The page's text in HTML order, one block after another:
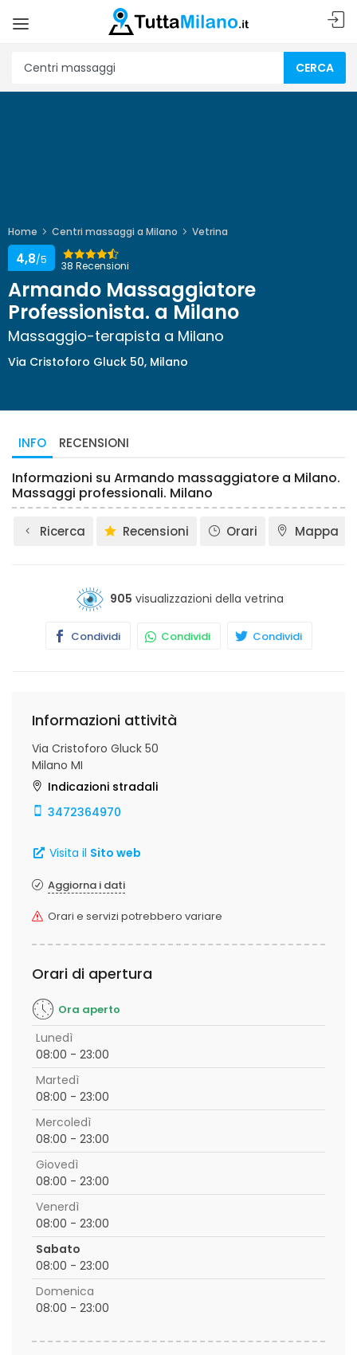
CERCA
Home Centri massaggi a Milano Vetrina
38 Recensioni
4,8/5
Armando Massaggiatore
Professionista. a Milano
Massaggio-terapista a Milano
Via Cristoforo Gluck 50, Milano
INFO RECENSIONI
Informazioni su Armando massaggiatore a Milano.
Massaggi professionali. Milano
Ricerca Recensioni Orari Mappa
905 visualizzazioni della vetrina
Condividi Condividi Condividi
Informazioni attività
Via Cristoforo Gluck 50
Milano MI
Indicazioni stradali
3472364970
Visita il Sito web
Aggiorna i dati
Orari e servizi potrebbero variare
Orari di apertura
Ora aperto
Lunedì
08:00 - 23:00
Martedì
08:00 - 23:00
Mercoledì
08:00 - 23:00
Giovedì
08:00 - 23:00
Venerdì
08:00 - 23:00
Sabato
08:00 - 23:00
Domenica
08:00 - 23:00